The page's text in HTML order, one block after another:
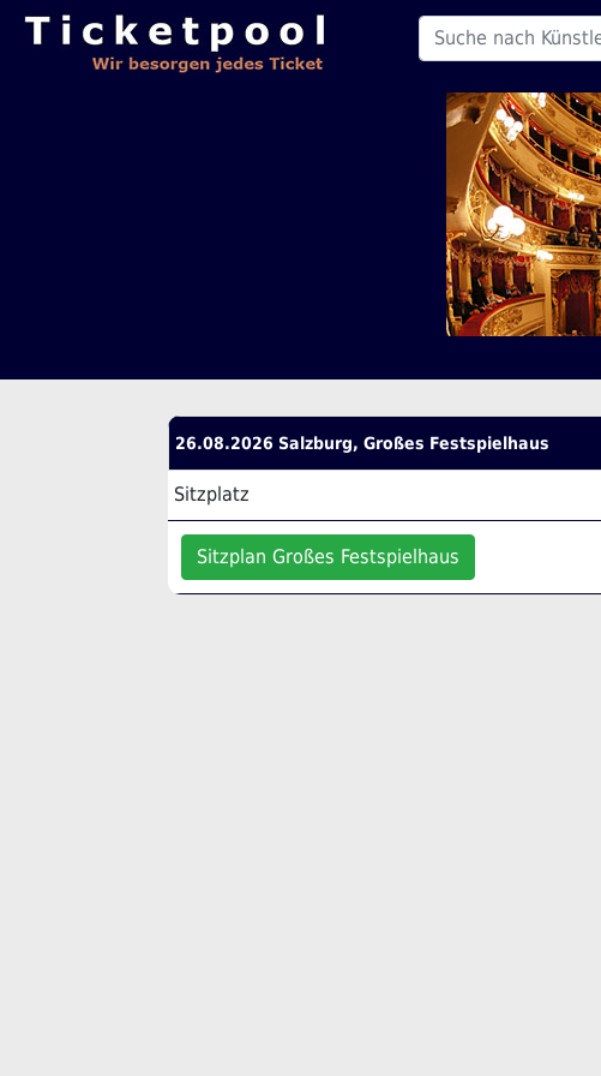
26.08.2026 Salzburg, Großes Festspielhaus
Sitzplatz
Sitzplan Großes Festspielhaus